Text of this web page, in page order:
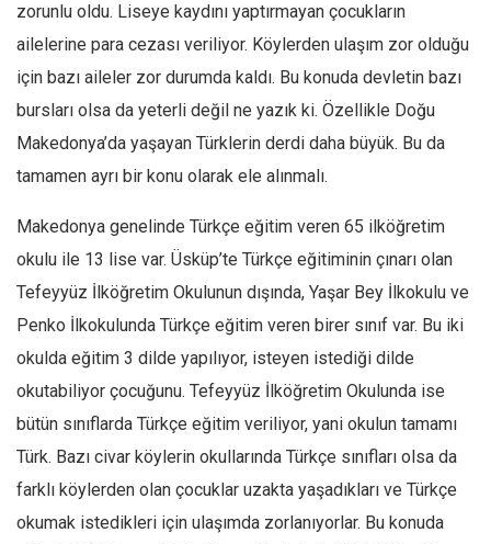
zorunlu oldu. Liseye kaydını yaptırmayan çocukların
ailelerine para cezası veriliyor. Köylerden ulaşım zor olduğu
için bazı aileler zor durumda kaldı. Bu konuda devletin bazı
bursları olsa da yeterli değil ne yazık ki. Özellikle Doğu
Makedonya’da yaşayan Türklerin derdi daha büyük. Bu da
tamamen ayrı bir konu olarak ele alınmalı.
Makedonya genelinde Türkçe eğitim veren 65 ilköğretim
okulu ile 13 lise var. Üsküp’te Türkçe eğitiminin çınarı olan
Tefeyyüz İlköğretim Okulunun dışında, Yaşar Bey İlkokulu ve
Penko İlkokulunda Türkçe eğitim veren birer sınıf var. Bu iki
okulda eğitim 3 dilde yapılıyor, isteyen istediği dilde
okutabiliyor çocuğunu. Tefeyyüz İlköğretim Okulunda ise
bütün sınıflarda Türkçe eğitim veriliyor, yani okulun tamamı
Türk. Bazı civar köylerin okullarında Türkçe sınıfları olsa da
farklı köylerden olan çocuklar uzakta yaşadıkları ve Türkçe
okumak istedikleri için ulaşımda zorlanıyorlar. Bu konuda